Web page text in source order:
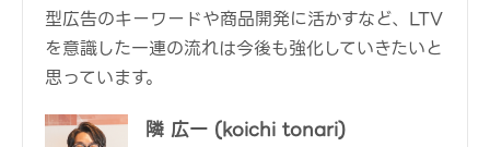
型広告のキーワードや商品開発に活かすなど、LTV
を意識した一連の流れは今後も強化していきたいと
思っています。
隣 広一 (koichi tonari)